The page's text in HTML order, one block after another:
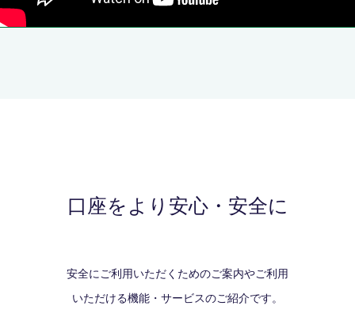
口座をより安心・安全に
安全にご利用いただくためのご案内やご利用
いただける機能・サービスのご紹介です。